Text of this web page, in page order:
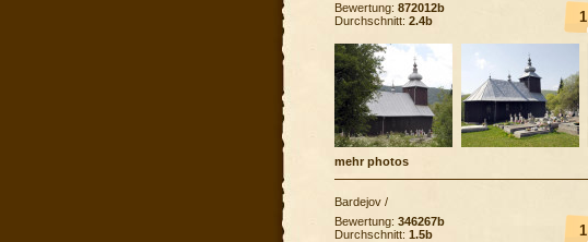
1
Bewertung: 872012b
Durchschnitt: 2.4b
mehr photos
Bardejov /
1
Bewertung: 346267b
Durchschnitt: 1.5b